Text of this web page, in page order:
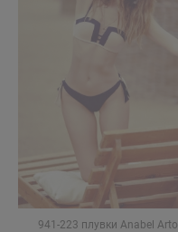
941-223 плувки Anabel Arto